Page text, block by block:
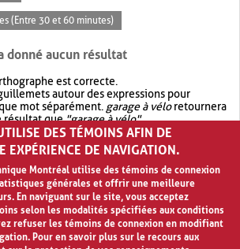
(Entre 30 et 60 minutes)
donné aucun résultat
est correcte.
autour des expressions pour
mot séparément. garage à véloretournera
résultat que"garage à vélo".
votre recherche avec OR.garage OR vélo
plus de résultat quegarage à vélo
DES TÉMOINS AFIN DE
EXPÉRIENCE DE NAVIGATION.
Montréal utilise des témoins de connexion
générales et offrir une meilleure
En naviguant sur le site, vous acceptez
selon les modalités spécifiées aux conditions
refuser les témoins de connexion en modifiant
Pour en savoir plus sur le recours aux